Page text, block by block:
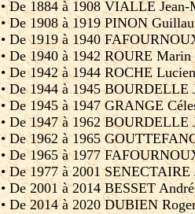
• De 1884 à 1908 VIALLE Jean-
• De 1908 à 1919 PINON
• De 1919 à 1940
• De 1940 à 1942 ROURE
• De 1942 à 1944 ROCHE
• De 1944 à 1945 BOURDELLE
• De 1945 à 1947 GRANGE
• De 1947 à 1962 BOURDELLE
• De 1962 à 1965
• De 1965 à 1977
• De 1977 à 2001
• De 2001 à 2014 BESSET André
• De 2014 à 2020 DUBIEN